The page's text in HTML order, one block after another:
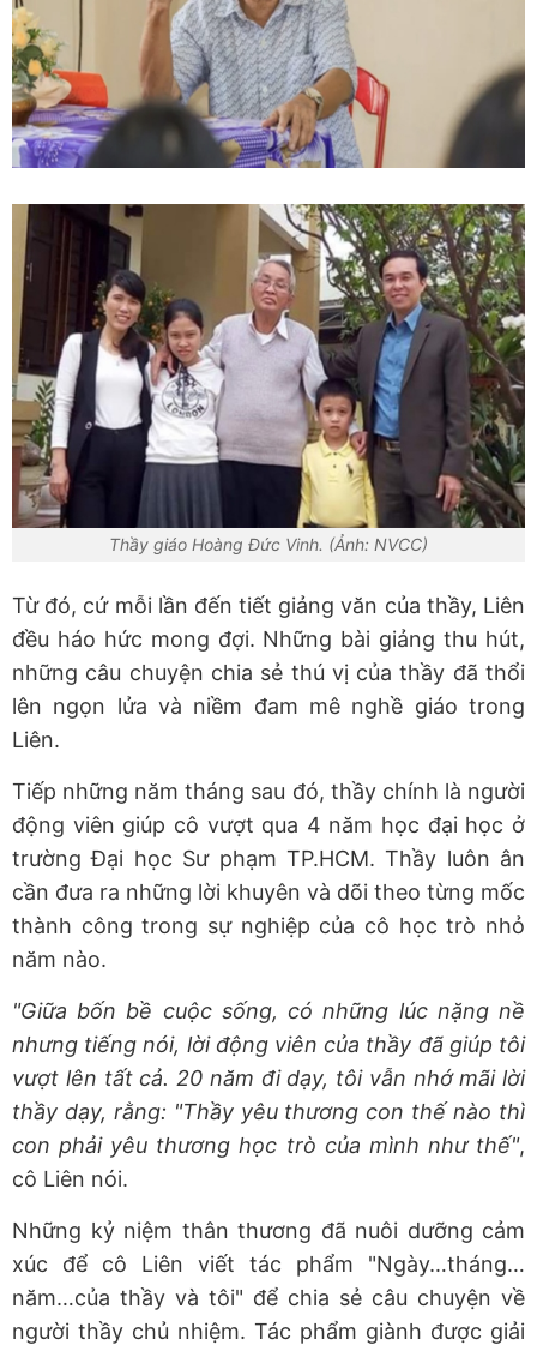
Thầy giáo Hoàng Đức Vinh. (Ảnh: NVCC)
Từ đó, cứ mỗi lần đến tiết giảng văn của thầy, Liên
đều háo hức mong đợi. Những bài giảng thu hút,
những câu chuyện chia sẻ thú vị của thầy đã thổi
lên ngọn lửa và niềm đam mê nghề giáo trong
Liên.
Tiếp những năm tháng sau đó, thầy chính là người
động viên giúp cô vượt qua 4 năm học đại học ở
trường Đại học Sư phạm TP.HCM. Thầy luôn ân
cần đưa ra những lời khuyên và dõi theo từng mốc
thành công trong sự nghiệp của cô học trò nhỏ
năm nào.
"Giữa bốn bề cuộc sống, có những lúc nặng nề
nhưng tiếng nói, lời động viên của thầy đã giúp tôi
vượt lên tất cả. 20 năm đi dạy, tôi vẫn nhớ mãi lời
thầy dạy, rằng: "Thầy yêu thương con thế nào thì
con phải yêu thương học trò của mình như thế",
cô Liên nói.
Những kỷ niệm thân thương đã nuôi dưỡng cảm
xúc để cô Liên viết tác phẩm "Ngày…tháng…
năm…của thầy và tôi" để chia sẻ câu chuyện về
người thầy chủ nhiệm. Tác phẩm giành được giải